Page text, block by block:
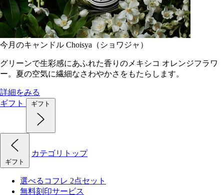
今月のキャンドル Choisya（ショワジャ）
グリーンで生彩感にあふれた香りのメキシコ オレンジフラワ
ー。夏の空気に繊細なさわやかさをもたらします。
詳細をみる
ギフト
ギフト
ギフト
カテゴリトップ
選べるコフレ 2点セット
無料刻印サービス